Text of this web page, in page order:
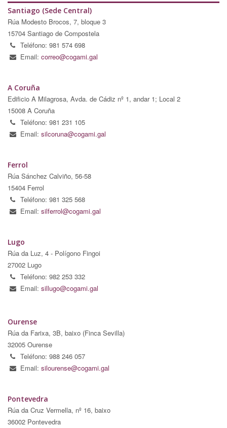
Santiago (Sede Central)
Rúa Modesto Brocos, 7, bloque 3
15704 Santiago de Compostela
Teléfono: 981 574 698
Email: correo@cogami.gal
A Coruña
Edificio A Milagrosa, Avda. de Cádiz nº 1, andar 1; Local 2
15008 A Coruña
Teléfono: 981 231 105
Email: silcoruna@cogami.gal
Ferrol
Rúa Sánchez Calviño, 56-58
15404 Ferrol
Teléfono: 981 325 568
Email: silferrol@cogami.gal
Lugo
Rúa da Luz, 4 - Polígono Fingoi
27002 Lugo
Teléfono: 982 253 332
Email: sillugo@cogami.gal
Ourense
Rúa da Farixa, 3B, baixo (Finca Sevilla)
32005 Ourense
Teléfono: 988 246 057
Email: silourense@cogami.gal
Pontevedra
Rúa da Cruz Vermella, nº 16, baixo
36002 Pontevedra